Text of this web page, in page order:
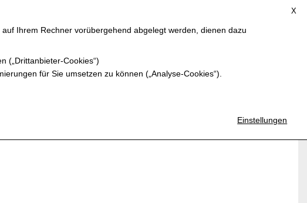
BILDERRAHMENWERKSTATT KONTAKT
X
Ihrem Rechner vorübergehend abgelegt werden, dienen dazu
(„Drittanbieter-Cookies“)
für Sie umsetzen zu können („Analyse-Cookies“).
Einstellungen